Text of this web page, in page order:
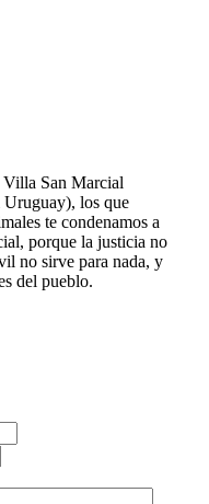
San Marcial
Uruguay), los que
te condenamos a
porque la justicia no
no sirve para nada, y
del pueblo.